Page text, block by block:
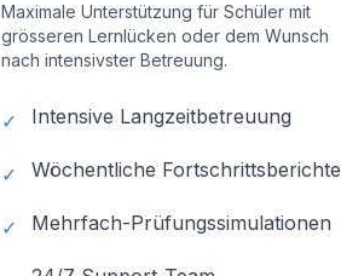
Maximale Unterstützung für Schüler mit
grösseren Lernlücken oder dem Wunsch
nach intensivster Betreuung.
✓ Intensive Langzeitbetreuung
✓ Wöchentliche Fortschrittsberichte
✓ Mehrfach-Prüfungssimulationen